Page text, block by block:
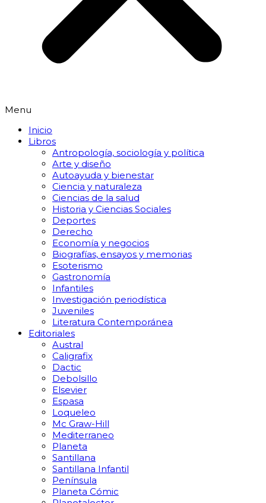
Menu
Inicio
Libros
Antropología, sociología y política
Arte y diseño
Autoayuda y bienestar
Ciencia y naturaleza
Ciencias de la salud
Historia y Ciencias Sociales
Deportes
Derecho
Economía y negocios
Biografías, ensayos y memorias
Esoterismo
Gastronomía
Infantiles
Investigación periodística
Juveniles
Literatura Contemporánea
Editoriales
Austral
Caligrafix
Dactic
Debolsillo
Elsevier
Espasa
Loqueleo
Mc Graw-Hill
Mediterraneo
Planeta
Santillana
Santillana Infantil
Península
Planeta Cómic